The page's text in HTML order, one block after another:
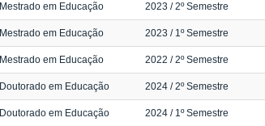
Mestrado em Educação 2023 / 2º Semestre
Mestrado em Educação 2023 / 1º Semestre
Mestrado em Educação 2022 / 2º Semestre
Doutorado em Educação 2024 / 2º Semestre
Doutorado em Educação 2024 / 1º Semestre